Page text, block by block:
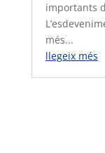
importants
més...
llegeix més